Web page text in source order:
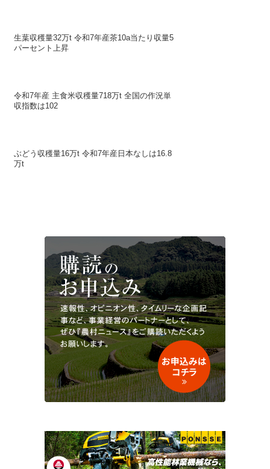
生葉収穫量32万t 令和7年産茶10a当たり収量5
パーセント上昇
令和7年産 主食米収穫量718万t 全国の作況単
収指数は102
ぶどう収穫量16万t 令和7年産日本なしは16.8
万t